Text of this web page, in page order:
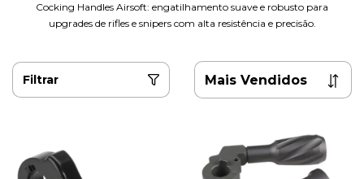
Cocking Handles Airsoft: engatilhamento suave e robusto para
upgrades de rifles e snipers com alta resistência e precisão.
Filtrar